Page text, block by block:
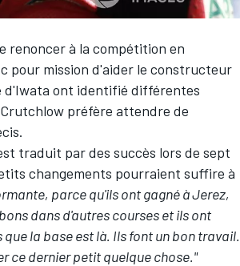
renoncer à la compétition en
pour mission d'aider le constructeur
d'Iwata ont identifié différentes
préfère attendre de
traduit par des succès lors de sept
changements pourraient suffire à
parce qu'ils ont gagné à Jerez,
dans d'autres courses et ils ont
la base est là. Ils font un bon travail.
ce dernier petit quelque chose."